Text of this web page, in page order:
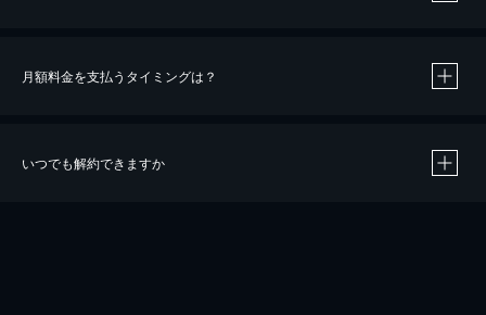
※40％ポイント還元の対象は、クレジットカード決済による作品の購入 / レンタルです。
iOSアプリのUコイン決済による作品の購入 / レンタルは、20％のポイント還元です。
月額料金を支払うタイミングは？
いつでも解約できますか